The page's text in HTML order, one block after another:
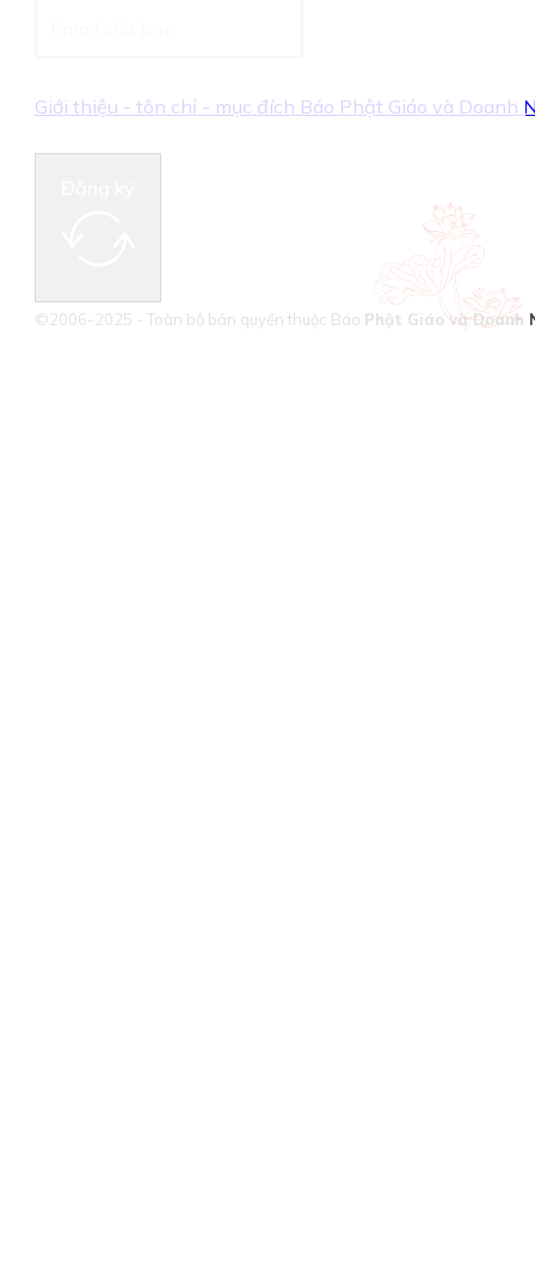
Giới thiệu - tôn chỉ - mục đích Báo Phật Giáo và Doanh
©2006-2025 - Toàn bộ bản quyền thuộc Báo Phật Giáo và Doanh